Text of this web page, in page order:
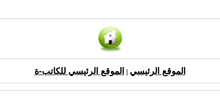
الموقع الرئيسي الموقع الرئيسي للكاتب-ة